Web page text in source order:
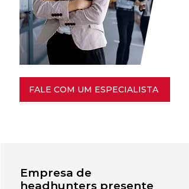
FALE COM UM ESPECIALISTA
Empresa de
headhunters presente